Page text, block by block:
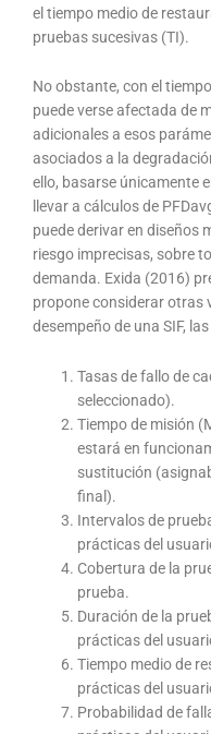
el tiempo medio de
pruebas sucesivas (TI).
No obstante, con el
puede verse afectada de
adicionales a esos
asociados a la
ello, basarse únicamente
llevar a cálculos de
puede derivar en diseños
riesgo imprecisas, sobre
demanda. Exida (2016)
propone considerar otras
desempeño de una SIF,
Tasas de fallo de
seleccionado).
Tiempo de misión
estará en
sustitución
final).
Intervalos de
prácticas del
Cobertura de la
prueba.
Duración de la
prácticas del
Tiempo medio de
prácticas del
Probabilidad de